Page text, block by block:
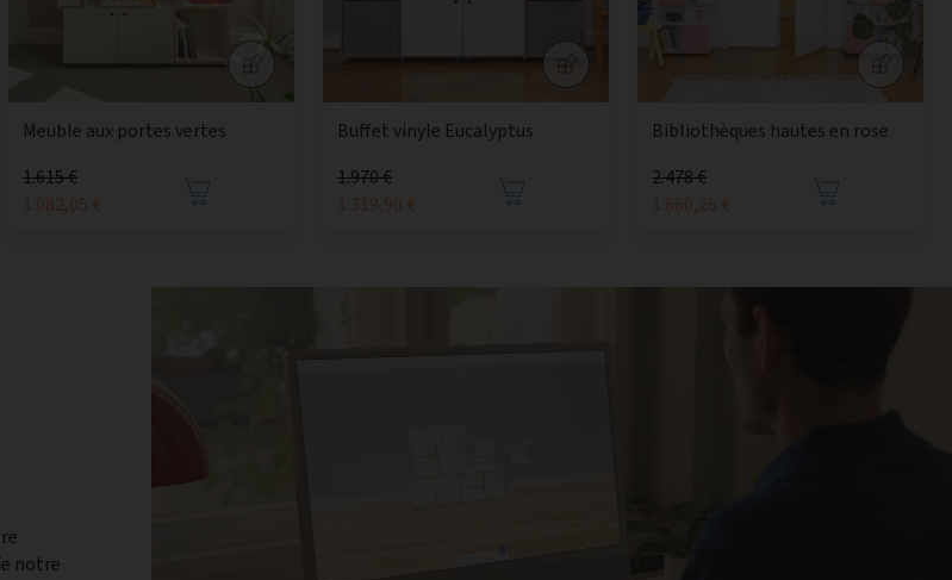
Meuble aux portes vertes
1.615 €
1.082,05 €
Buffet vinyle Eucalyptus
1.970 €
1.319,90 €
Bibliothèques hautes en rose
2.478 €
1.660,26 €
notre